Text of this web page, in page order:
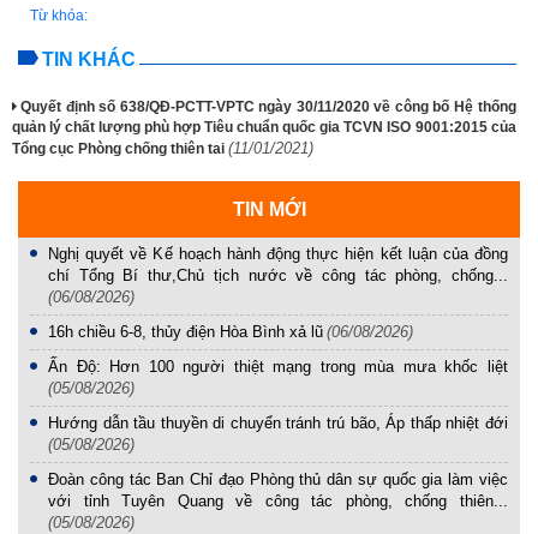
Từ khóa:
TIN KHÁC
Quyết định số 638/QĐ-PCTT-VPTC ngày 30/11/2020 về công bố Hệ thống
quản lý chất lượng phù hợp Tiêu chuẩn quốc gia TCVN ISO 9001:2015 của
Tổng cục Phòng chống thiên tai (11/01/2021)
TIN MỚI
Nghị quyết về Kế hoạch hành động thực hiện kết luận của đồng
chí Tổng Bí thư,Chủ tịch nước về công tác phòng, chống...
(06/08/2026)
16h chiều 6-8, thủy điện Hòa Bình xả lũ (06/08/2026)
Ấn Độ: Hơn 100 người thiệt mạng trong mùa mưa khốc liệt
(05/08/2026)
Hướng dẫn tầu thuyền di chuyển tránh trú bão, Áp thấp nhiệt đới
(05/08/2026)
Đoàn công tác Ban Chỉ đạo Phòng thủ dân sự quốc gia làm việc
với tỉnh Tuyên Quang về công tác phòng, chống thiên...
(05/08/2026)